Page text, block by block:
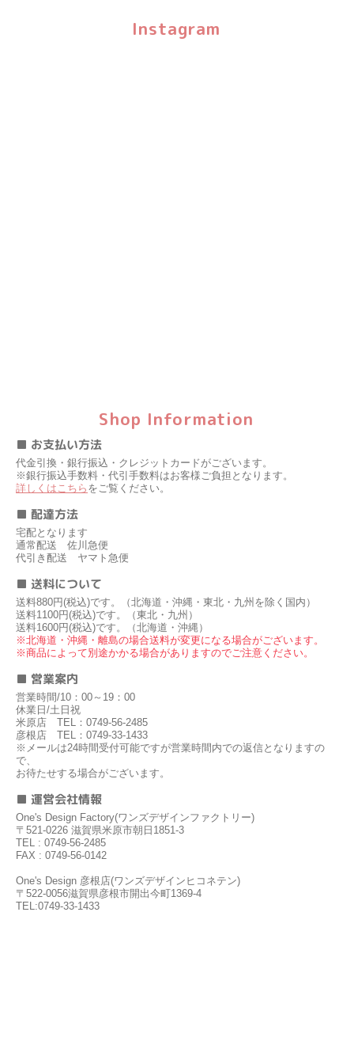
Instagram
Shop Information
■ お支払い方法
代金引換・銀行振込・クレジットカードがございます。
※銀行振込手数料・代引手数料はお客様ご負担となります。
詳しくはこちら をご覧ください。
■ 配達方法
宅配となります
通常配送 佐川急便
代引き配送 ヤマト急便
■ 送料について
送料880円(税込)です。（北海道・沖縄・東北・九州を除く国内）
送料1100円(税込)です。（東北・九州）
送料1600円(税込)です。（北海道・沖縄）
※北海道・沖縄・離島の場合送料が変更になる場合がございます。
※商品によって別途かかる場合がありますのでご注意ください。
■ 営業案内
営業時間/10：00～19：00
休業日/土日祝
米原店 TEL：0749-56-2485
彦根店 TEL：0749-33-1433
※メールは24時間受付可能ですが営業時間内での返信となりますの
で、
お待たせする場合がございます。
■ 運営会社情報
One's Design Factory(ワンズデザインファクトリー)
〒521-0226 滋賀県米原市朝日1851-3
TEL : 0749-56-2485
FAX : 0749-56-0142
One's Design 彦根店(ワンズデザインヒコネテン)
〒522-0056滋賀県彦根市開出今町1369-4
TEL:0749-33-1433